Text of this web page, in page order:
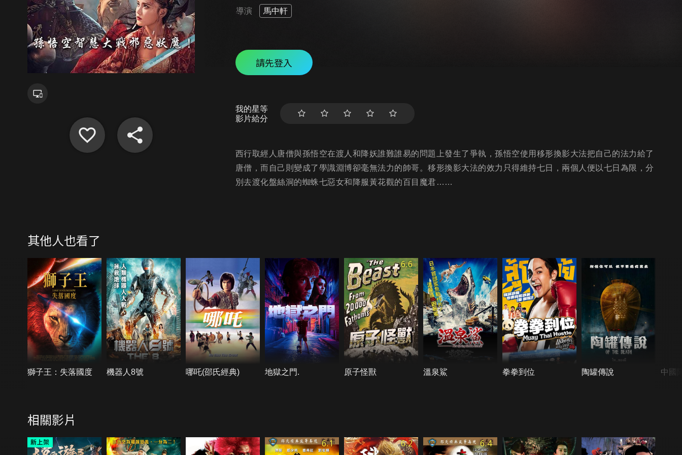
導演 馬中軒
請先登入
我的星等
影片給分
西行取經人唐僧與孫悟空在渡人和降妖誰難誰易的問題上發生了爭執，孫悟空使用移形換影大法把自己的法力給了
唐僧，而自己則變成了學識淵博卻毫無法力的帥哥。移形換影大法的效力只得維持七日，兩個人便以七日為限，分
別去渡化盤絲洞的蜘蛛七惡女和降服黃花觀的百目魔君……
其他人也看了
獅子王：失落國度 機器人8號 哪吒(邵氏經典) 地獄之門.
6.6
原子怪獸 溫泉鯊 拳拳到位 陶罐傳說 中國
相關影片
6.1 6.2 6.4